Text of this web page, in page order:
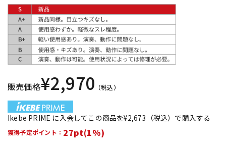
中古 ヴィンテージ
販売価格¥2,970 （税込）
Ikebe PRIME に入会してこの商品を¥2,673（税込）で購入する
獲得予定ポイント： 27pt(1%)